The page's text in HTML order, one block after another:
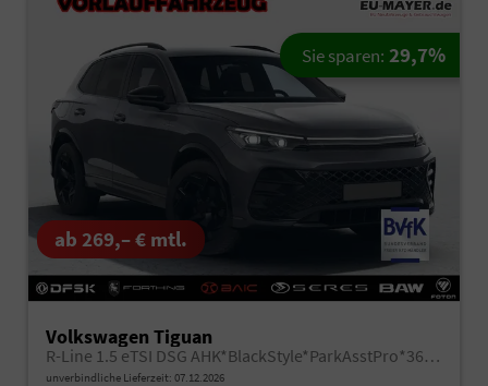
ab 269,– € mtl.
Volkswagen Tiguan
R-Line 1.5 eTSI DSG AHK*BlackStyle*ParkAsstPro*360° Kamera*Android Auto*Navi*SHZ*Matrix*HUD
unverbindliche Lieferzeit: 07.12.2026
Sie sparen: 29,7%